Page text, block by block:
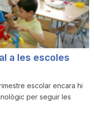
a les escoles
escolar encara hi
per seguir les